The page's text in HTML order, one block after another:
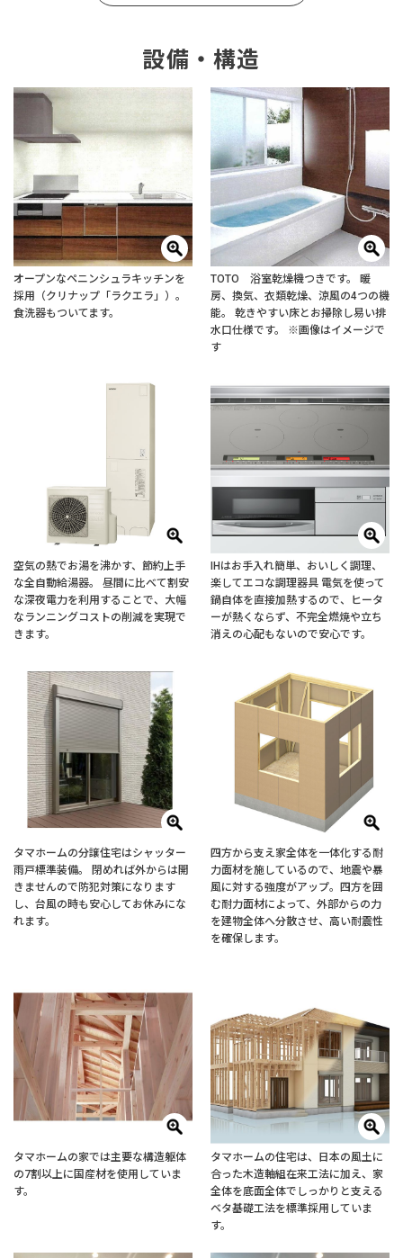
設備・構造
オープンなペニンシュラキッチンを
採用（クリナップ「ラクエラ」）。
食洗器もついてます。
TOTO 浴室乾燥機つきです。 暖
房、換気、衣類乾燥、涼風の4つの機
能。 乾きやすい床とお掃除し易い排
水口仕様です。 ※画像はイメージで
す
空気の熱でお湯を沸かす、節約上手
な全自動給湯器。 昼間に比べて割安
な深夜電力を利用することで、大幅
なランニングコストの削減を実現で
きます。
IHはお手入れ簡単、おいしく調理、
楽してエコな調理器具 電気を使って
鍋自体を直接加熱するので、ヒータ
ーが熱くならず、不完全燃焼や立ち
消えの心配もないので安心です。
タマホームの分譲住宅はシャッター
雨戸標準装備。 閉めれば外からは開
きませんので防犯対策になります
し、台風の時も安心してお休みにな
れます。
四方から支え家全体を一体化する耐
力面材を施しているので、地震や暴
風に対する強度がアップ。四方を囲
む耐力面材によって、外部からの力
を建物全体へ分散させ、高い耐震性
を確保します。
タマホームの家では主要な構造躯体
の7割以上に国産材を使用していま
す。
タマホームの住宅は、日本の風土に
合った木造軸組在来工法に加え、家
全体を底面全体でしっかりと支える
ベタ基礎工法を標準採用していま
す。